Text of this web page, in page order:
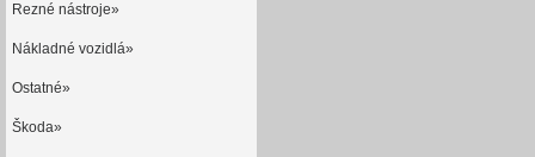
Rezné nástroje»
Nákladné vozidlá»
Ostatné»
Škoda»